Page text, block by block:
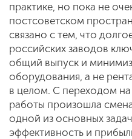
практике, но пока не
постсоветском
связано с тем, что
российских заводов
общий выпуск и
оборудования, а не
в целом. С переходом
работы произошла
одной из основных
эффективность и